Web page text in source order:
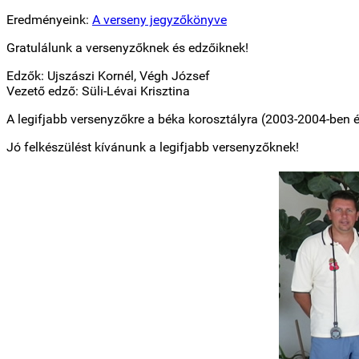
Eredményeink: A verseny jegyzőkönyve
Gratulálunk a versenyzőknek és edzőiknek!
Edzők: Ujszászi Kornél, Végh József
Vezető edző: Süli-Lévai Krisztina
A legifjabb versenyzőkre a béka korosztályra (2003-2004-
Jó felkészülést kívánunk a legifjabb versenyzőknek!